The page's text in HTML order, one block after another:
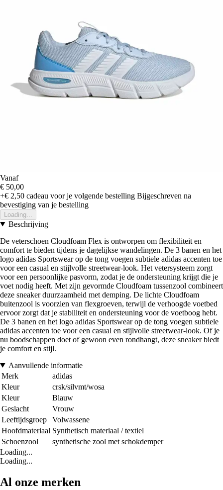
Vanaf
€ 50,00
+€ 2,50 cadeau voor je volgende bestelling Bijgeschreven na
bevestiging van je bestelling
Loading...
Beschrijving
De veterschoen Cloudfoam Flex is ontworpen om flexibiliteit en
comfort te bieden tijdens je dagelijkse wandelingen. De 3 banen en het
logo adidas Sportswear op de tong voegen subtiele adidas accenten toe
voor een casual en stijlvolle streetwear-look. Het vetersysteem zorgt
voor een persoonlijke pasvorm, zodat je de ondersteuning krijgt die je
voet nodig heeft. Met zijn gevormde Cloudfoam tussenzool combineert
deze sneaker duurzaamheid met demping. De lichte Cloudfoam
buitenzool is voorzien van flexgroeven, terwijl de verhoogde voetbed
ervoor zorgt dat je stabiliteit en ondersteuning voor de voetboog hebt.
De 3 banen en het logo adidas Sportswear op de tong voegen subtiele
adidas accenten toe voor een casual en stijlvolle streetwear-look. Of je
nu boodschappen doet of gewoon even rondhangt, deze sneaker biedt
je comfort en stijl.
Aanvullende informatie
Merk
adidas
Kleur
crsk/silvmt/wosa
Kleur
Blauw
Geslacht
Vrouw
Leeftijdsgroep
Volwassene
Hoofdmateriaal Synthetisch materiaal / textiel
Schoenzool
synthetische zool met schokdemper
Loading...
Loading...
Al onze merken